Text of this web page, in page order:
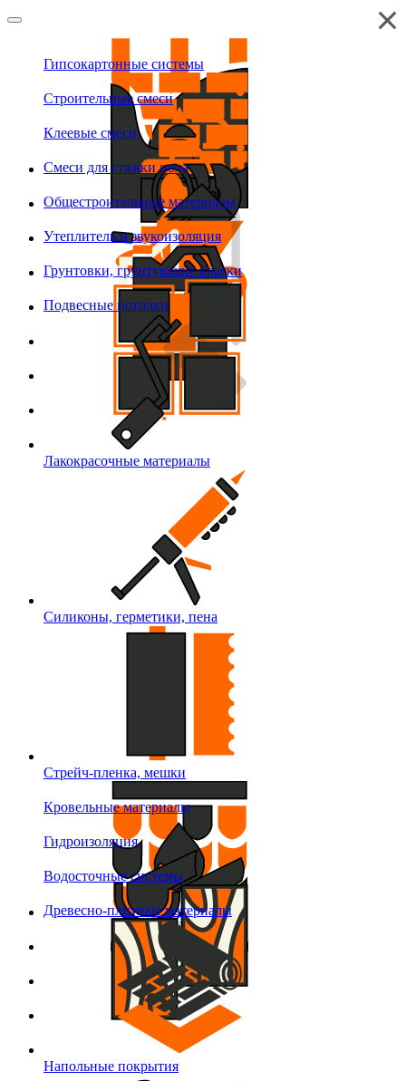
Гипсокартонные системы
Строительные смеси
Клеевые смеси
Смеси для стяжки пола
Общестроительные материалы
Утеплитель и звукоизоляция
Грунтовки, грунтующие краски
Подвесные потолки
Лакокрасочные материалы
Силиконы, герметики, пена
Стрейч-пленка, мешки
Кровельные материалы
Гидроизоляция
Водосточные системы
Древесно-плитные материалы
Напольные покрытия